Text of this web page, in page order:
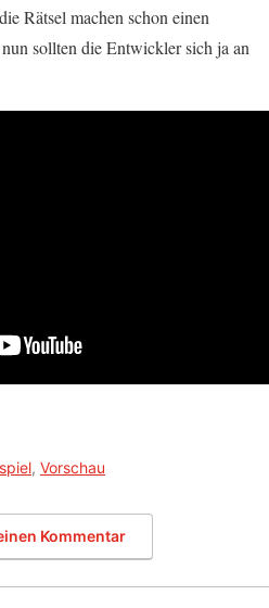
Rätsel machen schon einen
sollten die Entwickler sich ja an
, Vorschau
Kommentar